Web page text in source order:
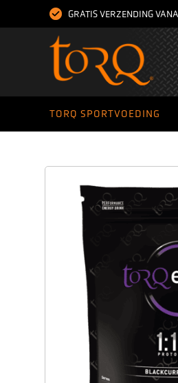
GRATIS VERZENDING
TORQ SPORTVOEDING